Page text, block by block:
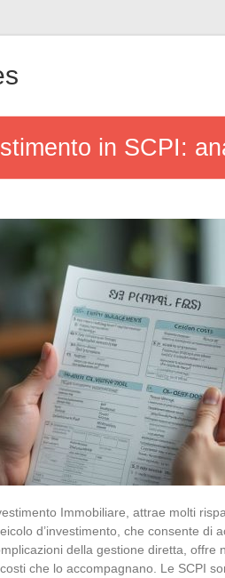
in SCPI:
Immobiliare, attrae molti
d’investimento, che consente di
della gestione diretta, offre
che lo accompagnano. Le SCPI